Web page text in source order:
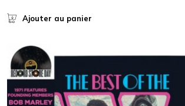
Ajouter au panier